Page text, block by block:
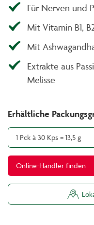
Für Nerven und
Mit Vitamin B1,
Mit
Extrakte aus
Melisse
Erhältliche
1 Pck à 30 Kps = 13,5 g
Online-Händler finden